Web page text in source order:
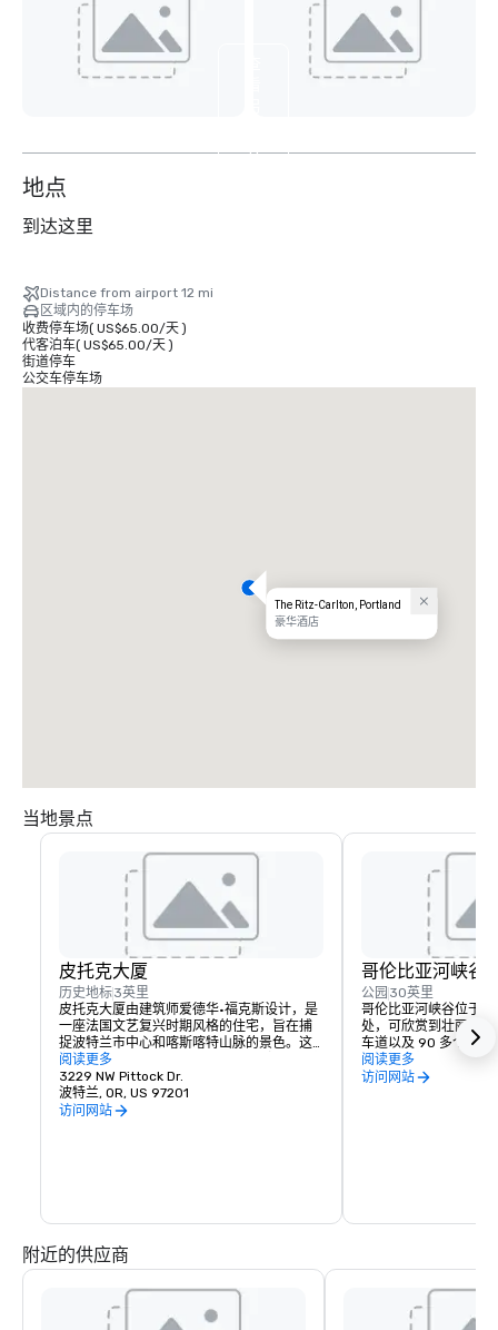
11
地点
到达这里
Distance from airport 12 mi
区域内的停车场
收费停车场( US$65.00/天)
代客泊车( US$65.00/天)
街道停车
公交车停车场
The Ritz-Carlton, Portland
豪华酒店
当地景点
皮托克大厦
历史地标3英里
皮托克大厦由建筑师爱德华·福克斯设计，是
一座法国文艺复兴时期风格的住宅，旨在捕
捉波特兰市中心和喀斯喀特山脉的景色。这
段历史建于 1912 年，是为《俄勒冈报》的编
辑亨利·皮托克建造的，至今仍保留了这段历
史，游客可以一睹波特兰在起步阶段的生
活。
阅读更多
3229 NW Pittock Dr.
波特兰, OR, US 97201
访问网站
哥伦比亚河峡谷
公园 30英里
哥伦比亚河峡谷位于
处，可欣赏到壮丽的
车道以及 90 多个瀑布
方包括摩特诺玛瀑布
House、胡德河水果
阅读更多
访问网站
附近的供应商